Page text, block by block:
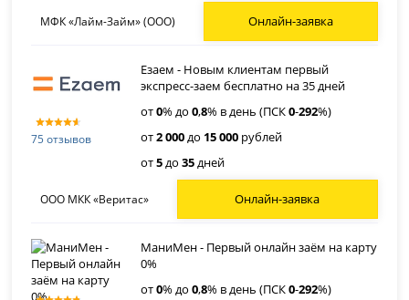
МФК «Лайм-Займ» (ООО) Онлайн-заявка
75 отзывов
Езаем - Новым клиентам первый
экспресс-заем бесплатно на 35 дней
от0% до0,8% в день (ПСК0-292%)
от2 000до 15 000 рублей
от5до35дней
ООО МКК «Веритас» Онлайн-заявка
МаниМен - Первый онлайн заём на карту
0%
от0% до0,8% в день (ПСК0-292%)